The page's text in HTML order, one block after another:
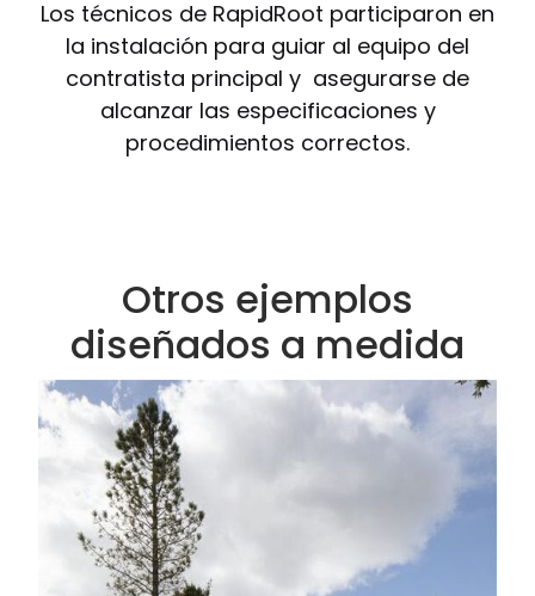
Los técnicos de RapidRoot participaron en
la instalación para guiar al equipo del
contratista principal y asegurarse de
alcanzar las especificaciones y
procedimientos correctos.
Otros ejemplos
diseñados a medida